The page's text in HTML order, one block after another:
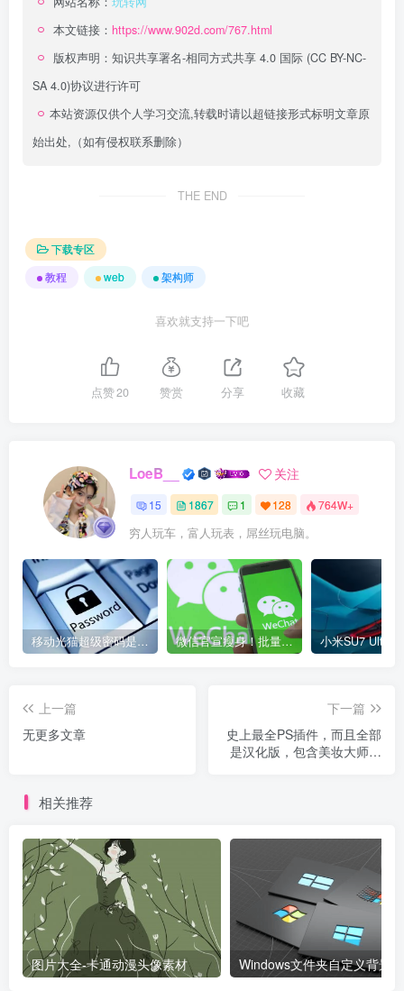
本文链接： https://www.902d.com/767.html
版权声明： 知识共享署名-相同方式共享 4.0 国际 (CC BY-NC-
SA 4.0)协议进行许可
本站资源仅供个人学习交流,转载时请以超链接形式标明文章原
始出处,（如有侵权联系删除）
THE END
下载专区
教程
web 架构师
喜欢就支持一下吧
点赞20 赞赏 分享 收藏
LoeB__ 关注
15 1867 1 128 764W+
穷人玩车，富人玩表，屌丝玩电脑。
移动光猫超级密码是多少？移动光猫超级管理员后台账号与密码 微信官宣瘦身！批量清理原图新功能来了 安卓、iOS均可使用
上一篇
无更多文章
下一篇
史上最全PS插件，而且全部
是汉化版，包含美妆大师加
相关推荐
图片大全-卡通动漫头像素材